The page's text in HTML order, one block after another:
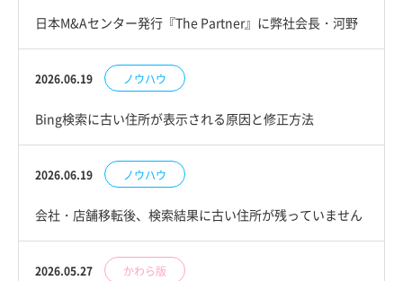
日本M&Aセンター発行『The Partner』に弊社会長・河野
隆が掲載されました
2026.06.19 ノウハウ
Bing検索に古い住所が表示される原因と修正方法
～Bing Placesの確認手順～
2026.06.19 ノウハウ
会社・店舗移転後、検索結果に古い住所が残っていません
か？
2026.05.27 かわら版